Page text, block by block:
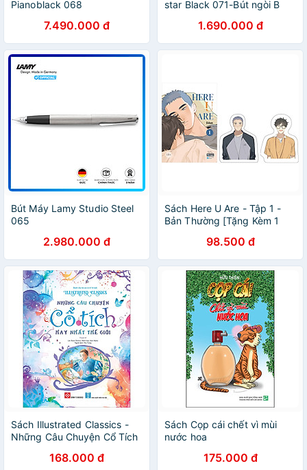
Pianoblack 068
7.490.000 đ
star Black 071-Bút ngòi B
1.690.000 đ
Bút Máy Lamy Studio Steel
065
2.980.000 đ
Sách Here U Are - Tập 1 -
Bản Thường [Tặng Kèm 1
(2 Mẫu Ngẫu Nhiên)]
98.500 đ
Sách Illustrated Classics -
Những Câu Chuyện Cổ Tích
168.000 đ
Sách Cọp cái chết vì mùi
nước hoa
175.000 đ